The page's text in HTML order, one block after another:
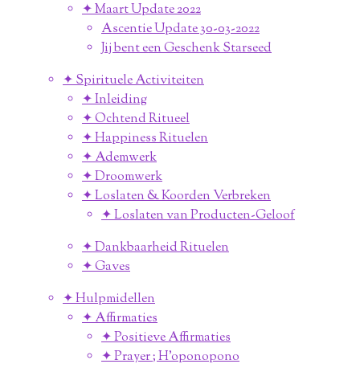
✦ Maart Update 2022
Ascentie Update 30-03-2022
Jij bent een Geschenk Starseed
✦ Spirituele Activiteiten
✦ Inleiding
✦ Ochtend Ritueel
✦ Happiness Rituelen
✦ Ademwerk
✦ Droomwerk
✦ Loslaten & Koorden Verbreken
✦ Loslaten van Producten-Geloof
✦ Dankbaarheid Rituelen
✦ Gaves
✦ Hulpmidellen
✦ Affirmaties
✦ Positieve Affirmaties
✦ Prayer ; H'oponopono